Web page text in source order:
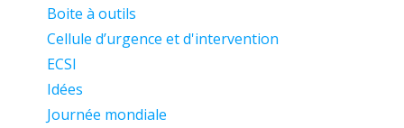
Boite à outils
Cellule d’urgence et d'intervention
ECSI
Idées
Journée mondiale